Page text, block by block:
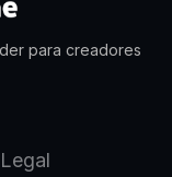
para creadores
Legal